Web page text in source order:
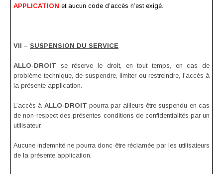
APPLICATION et aucun code d’accès n’est exigé.
VII – SUSPENSION DU SERVICE
ALLO-DROIT se réserve le droit, en tout temps, en cas de
problème technique, de suspendre, limiter ou restreindre, l’accès à
la présente application.
L’accès à ALLO-DROITpourra par ailleurs être suspendu en cas
de non-respect des présentes conditions de confidentialités par un
utilisateur.
Aucune indemnité ne pourra donc être réclamée par les utilisateurs
de la présente application.